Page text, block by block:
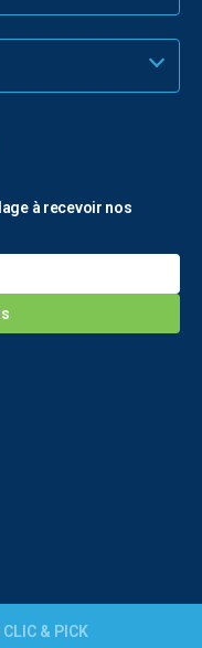
à recevoir nos
& PICK